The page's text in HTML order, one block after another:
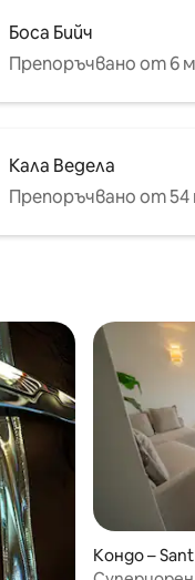
Боса Бийч
Препоръчвано от 6
Кала Ведела
Препоръчвано от
Кондо –